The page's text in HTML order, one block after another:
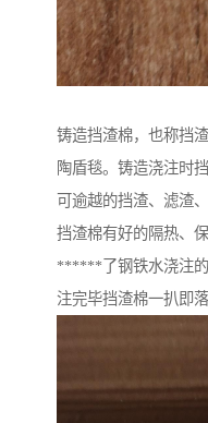
铸造挡渣棉，也称挡
陶盾毯。铸造浇注时
可逾越的挡渣、滤渣
挡渣棉有好的隔热、
******了钢铁水浇注
注完毕挡渣棉一扒即落